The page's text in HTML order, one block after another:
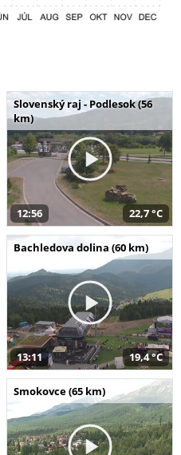
Slovenský raj - Podlesok (56
km)
12:56 22,7 °C
Bachledova dolina (60 km)
13:11 19,4 °C
Smokovce (65 km)